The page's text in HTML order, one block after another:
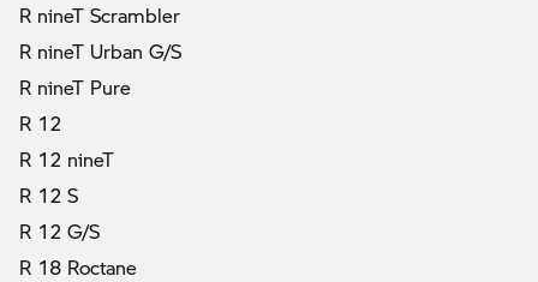
R nineT Scrambler
R nineT Urban G/S
R nineT Pure
R 12
R 12 nineT
R 12 S
R 12 G/S
R 18 Roctane